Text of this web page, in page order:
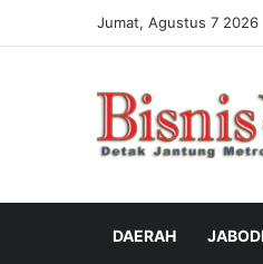
Jumat, Agustus 7 2026
DAERAH